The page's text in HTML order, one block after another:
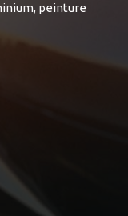
peinture